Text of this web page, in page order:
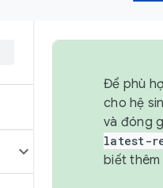
Để phù
cho hệ
và đóng
latest-
biết thêm